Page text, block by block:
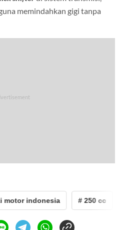
memindahkan gigi tanpa
motor indonesia # 250 cc